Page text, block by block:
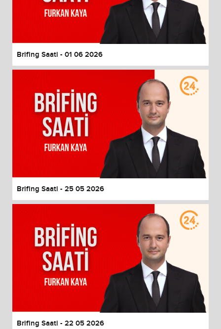
Brifing Saati - 01 06 2026
Brifing Saati - 25 05 2026
Brifing Saati - 22 05 2026